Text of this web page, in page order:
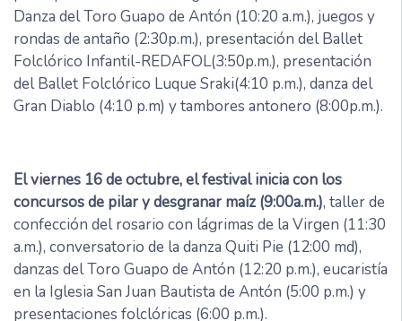
Danza del Toro Guapo de Antón (10:20 a.m.), juegos y
rondas de antaño (2:30p.m.), presentación del Ballet
Folclórico Infantil-REDAFOL(3:50p.m.), presentación
del Ballet Folclórico Luque Sraki(4:10 p.m.), danza del
Gran Diablo (4:10 p.m) y tambores antonero (8:00p.m.).
El viernes 16 de octubre, el festival inicia con los
concursos de pilar y desgranar maíz (9:00a.m.), taller de
confección del rosario con lágrimas de la Virgen (11:30
a.m.), conversatorio de la danza Quiti Pie (12:00 md),
danzas del Toro Guapo de Antón (12:20 p.m.), eucaristía
en la Iglesia San Juan Bautista de Antón (5:00 p.m.) y
presentaciones folclóricas (6:00 p.m.).